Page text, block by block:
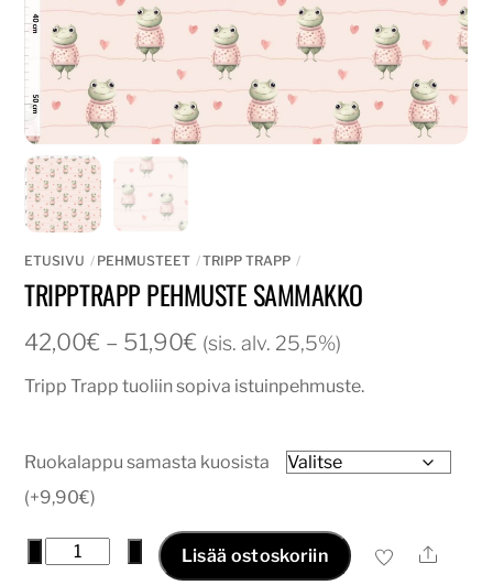
ETUSIVU PEHMUSTEET TRIPP TRAPP
TRIPPTRAPP PEHMUSTE SAMMAKKO
42,00€ – 51,90€ Hintaluokka:
-
(sis. alv. 25,5%)
Tripp Trapp tuoliin sopiva istuinpehmuste.
Ruokalappu samasta kuosista
(+9,90€)
tripptrapp
Lisää ostoskoriin Ale